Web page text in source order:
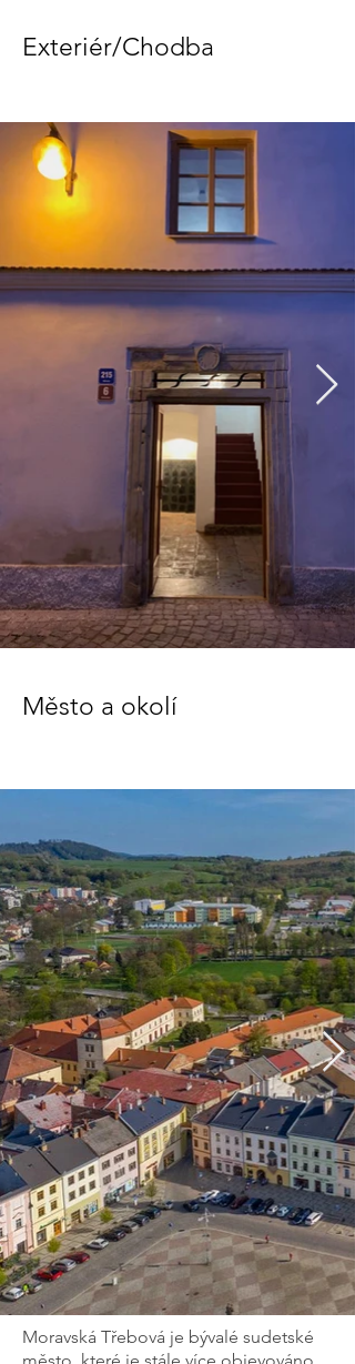
Exteriér/Chodba
Město a okolí
Moravská Třebová je bývalé sudetské